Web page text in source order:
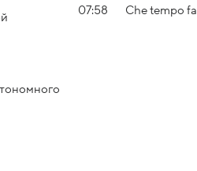
07:58
Che tempo fa